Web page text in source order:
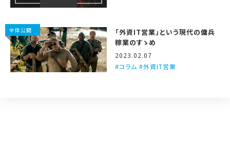
全体公開
「外資IT営業」という現代の傭兵
稼業のすゝめ
2023.02.07
コラム #外資IT営業